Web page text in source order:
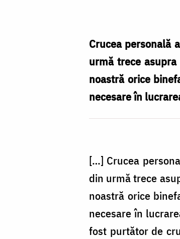
Crucea personală
urmă trece
noastră orice
necesare în
[…] Crucea
din urmă trece
noastră orice
necesare în
fost purtător de